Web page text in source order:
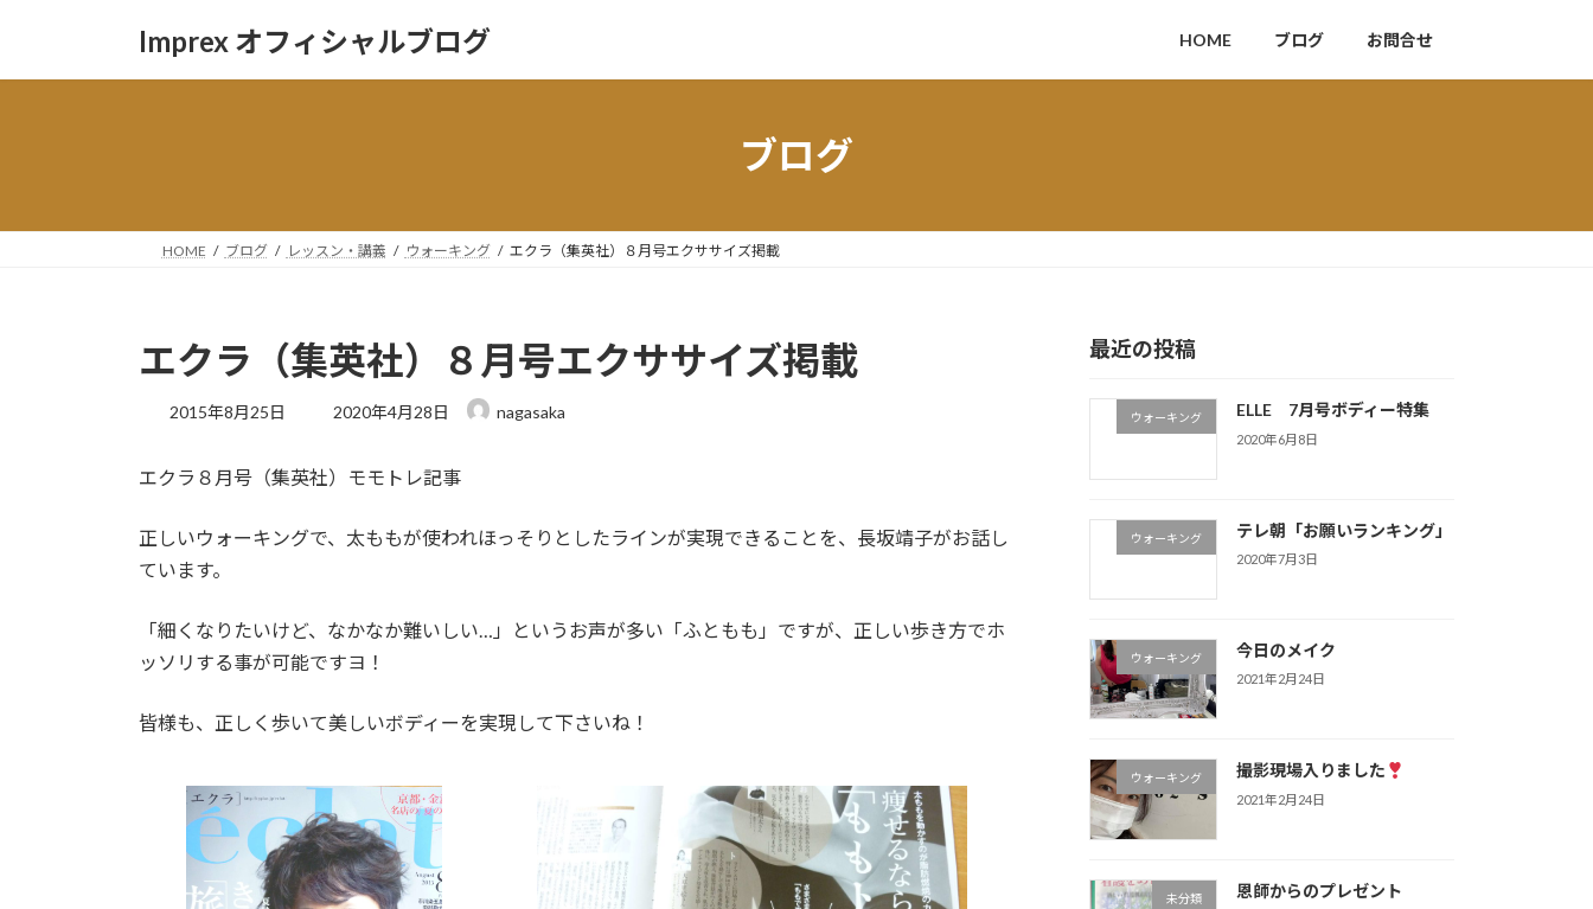
Imprex オフィシャルブログ HOME ブログ お問合せ
ブログ
HOME ブログ レッスン・講義 ウォーキング エクラ（集英社）８月号エクササイズ掲載
エクラ（集英社）８月号エクササイズ掲載
2015年8月25日
最
新
:
2020年4月28日 nagasaka
エクラ８月号（集英社）モモトレ記事
正しいウォーキングで、太ももが使われほっそりとしたラインが実現できることを、長坂靖子がお話し
ています。
「細くなりたいけど、なかなか難いしい…」というお声が多い「ふともも」ですが、正しい歩き方でホ
ッソリする事が可能ですヨ！
皆様も、正しく歩いて美しいボディーを実現して下さいね！
最近の投稿
ウォーキング ELLE 7月号ボディー特集
2020年6月8日
ウォーキング テレ朝「お願いランキング」
2020年7月3日
ウォーキング 今日のメイク
2021年2月24日
ウォーキング 撮影現場入りました
2021年2月24日
未分類 恩師からのプレゼント